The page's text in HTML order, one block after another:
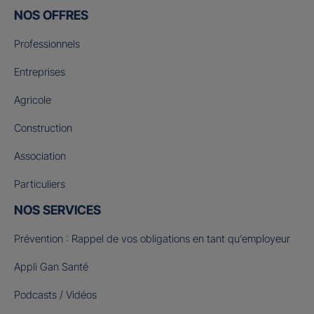
NOS OFFRES
Professionnels
Entreprises
Agricole
Construction
Association
Particuliers
NOS SERVICES
Prévention : Rappel de vos obligations en tant qu’employeur
Appli Gan Santé
Podcasts / Vidéos